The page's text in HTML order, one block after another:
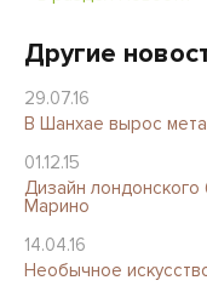
Другие
29.07.16
В Шанхае вырос
01.12.15
Дизайн лондонского
Марино
14.04.16
Необычное